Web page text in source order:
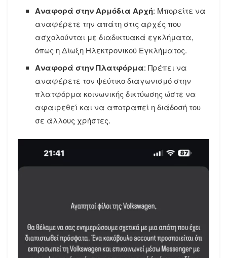
Αναφορά στην Αρμόδια Αρχή: Μπορείτε να
αναφέρετε την απάτη στις αρχές που
ασχολούνται με διαδικτυακά εγκλήματα,
όπως η Δίωξη Ηλεκτρονικού Εγκλήματος.
Αναφορά στην Πλατφόρμα: Πρέπει να
αναφέρετε τον ψεύτικο διαγωνισμό στην
πλατφόρμα κοινωνικής δικτύωσης ώστε να
αφαιρεθεί και να αποτραπεί η διάδοσή του
σε άλλους χρήστες.